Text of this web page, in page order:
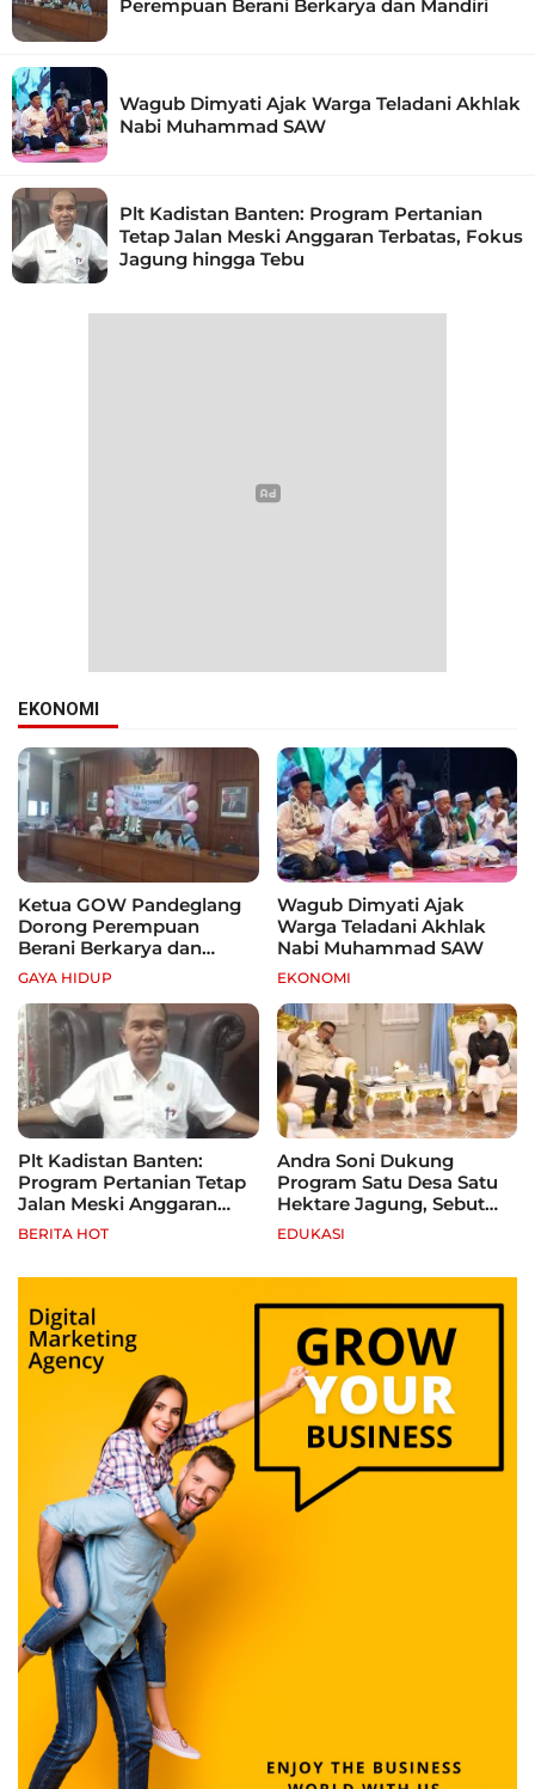
Perempuan Berani Berkarya dan Mandiri
Wagub Dimyati Ajak Warga Teladani Akhlak
Nabi Muhammad SAW
Plt Kadistan Banten: Program Pertanian
Tetap Jalan Meski Anggaran Terbatas, Fokus
Jagung hingga Tebu
EKONOMI
Ketua GOW Pandeglang
Dorong Perempuan
Berani Berkarya dan
Mandiri
GAYA HIDUP
Wagub Dimyati Ajak
Warga Teladani Akhlak
Nabi Muhammad SAW
EKONOMI
Plt Kadistan Banten:
Program Pertanian Tetap
Jalan Meski Anggaran
Terbatas, Fokus Jagung
hingga Tebu
BERITA HOT
Andra Soni Dukung
Program Satu Desa Satu
Hektare Jagung, Sebut
Banten Punya Peluang
Jadi Sentra Produksi
EDUKASI